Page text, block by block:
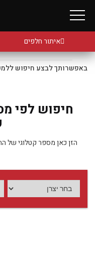
איתור חלפים
באפשרותך לבצע חיפוש
חיפוש לפי
הזן כאן מספר קטלוגי